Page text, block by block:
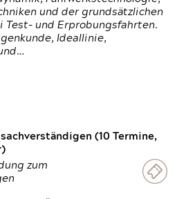
und der grundsätzlichen
Test- und Erprobungsfahrten.
Ideallinie,
(10 Termine,
zum